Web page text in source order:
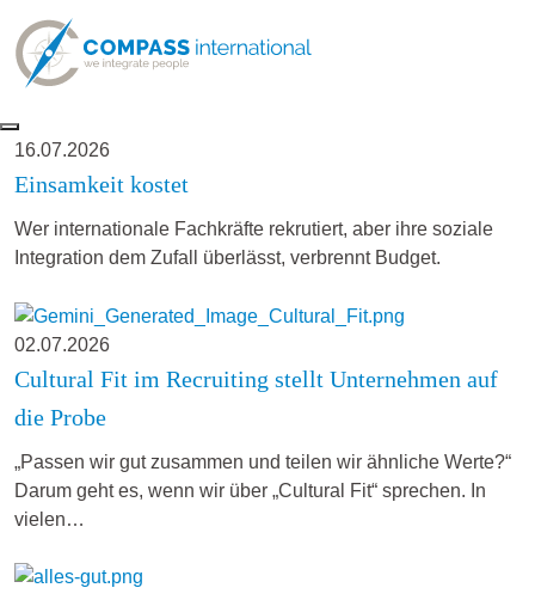
16.07.2026
Einsamkeit kostet
Wer internationale Fachkräfte rekrutiert, aber ihre soziale
Integration dem Zufall überlässt, verbrennt Budget.
02.07.2026
Cultural Fit im Recruiting stellt Unternehmen auf
die Probe
„Passen wir gut zusammen und teilen wir ähnliche Werte?“
Darum geht es, wenn wir über „Cultural Fit“ sprechen. In
vielen…